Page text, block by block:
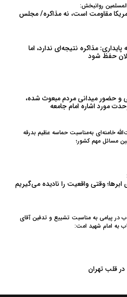
روانبخش:
آمریکا مقاومت است، نه مذاکره/ مجلس
مذاکره نتیجه‌ای ندارد، اما
حفظ شود
و حضور میدانی مردم مبعوث شده،
مورد اشاره امام جامعه
خامنه‌ای به‌مناسبت حماسه عظیم بدرقه
مسائل مهم کشور؛
ابرها؛ وقتی واقعیت را نادیده می‌گیریم
در پیامی به‌ مناسبت تشییع و تدفین آقای
به امام شهید امت:
در قلب تهران